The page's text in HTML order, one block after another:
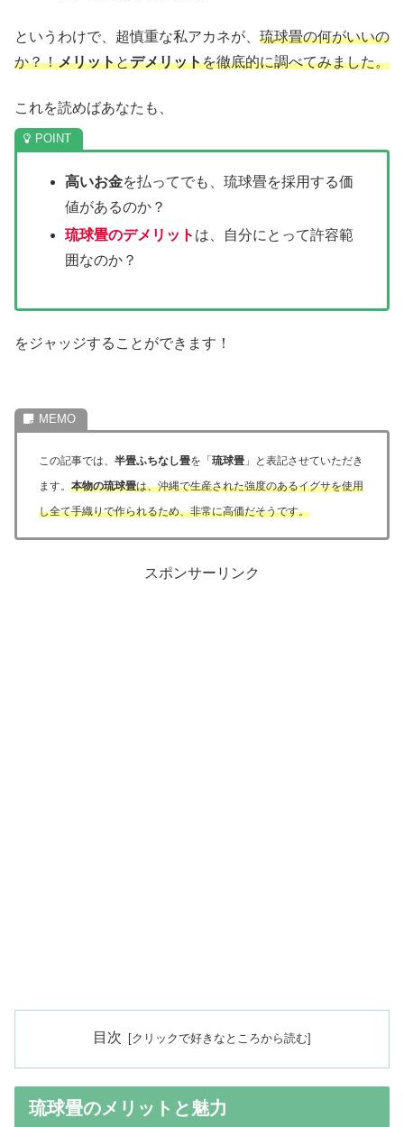
というわけで、超慎重な私アカネが、 琉球畳の何がいいの
か？！メリットとデメリットを徹底的に調べてみました。
これを読めばあなたも、
高いお金を払ってでも、琉球畳を採用する価
値があるのか？
琉球畳のデメリット は、自分にとって許容範
囲なのか？
をジャッジすることができます！
この記事では、 半畳ふちなし畳を「 琉球畳 」と表記させていただき
ます。 本物の琉球畳は、沖縄で生産された強度のあるイグサを使用
し全て手織りで作られるため、非常に高価だそうです。
スポンサーリンク
目次
琉球畳のメリットと魅力